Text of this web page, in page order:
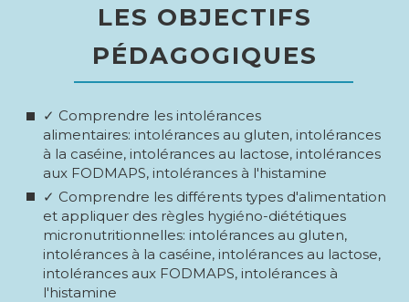
LES OBJECTIFS
PÉDAGOGIQUES
✓ Comprendre les intolérances
alimentaires: intolérances au gluten, intolérances
à la caséine, intolérances au lactose, intolérances
aux FODMAPS, intolérances à l'histamine
✓ Comprendre les différents types d'alimentation
et appliquer des règles hygiéno-diététiques
micronutritionnelles: intolérances au gluten,
intolérances à la caséine, intolérances au lactose,
intolérances aux FODMAPS, intolérances à
l'histamine